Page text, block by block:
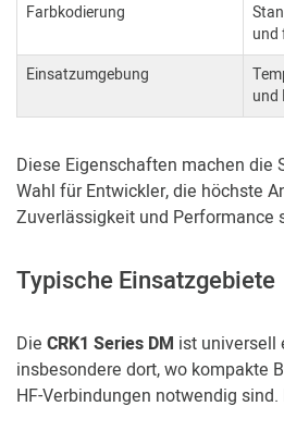
Farbkodierung
und
Einsatzumgebung
und
Diese Eigenschaften machen die
Wahl für Entwickler, die höchste
Zuverlässigkeit und Performance
Typische Einsatzgebiete
Die CRK1 Series DM ist universell
insbesondere dort, wo kompakte
HF-Verbindungen notwendig